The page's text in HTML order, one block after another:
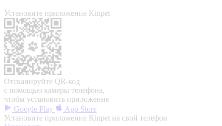
Установите приложение Kinpet
Отсканируйте QR-код
с помощью камеры телефона,
чтобы установить приложение
Google Play
App Store
Установите приложение Kinpet на свой телефон